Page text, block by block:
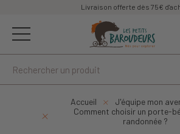
Livraison offerte dès 75€
Accueil
J'équipe mon
Comment choisir un porte-
randonnée ?